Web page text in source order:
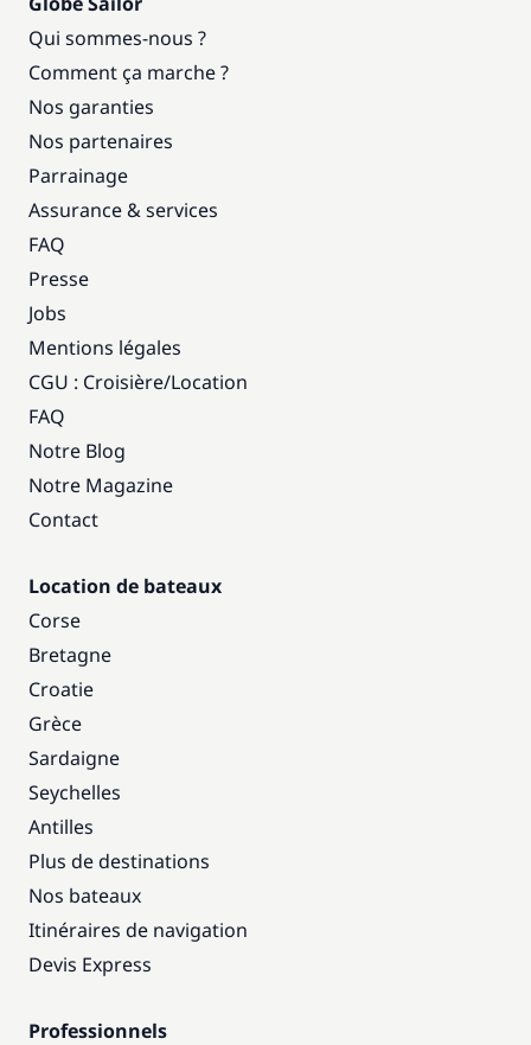
Qui sommes-nous ?
Comment ça marche ?
Nos garanties
Nos partenaires
Parrainage
Assurance & services
FAQ
Presse
Jobs
Mentions légales
CGU : Croisière/Location
FAQ
Notre Blog
Notre Magazine
Contact
Location de bateaux
Corse
Bretagne
Croatie
Grèce
Sardaigne
Seychelles
Antilles
Plus de destinations
Nos bateaux
Itinéraires de navigation
Devis Express
Professionnels